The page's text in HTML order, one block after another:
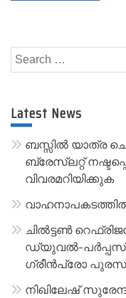
l
n
a
v
:
Search
for:
Latest News
ബസ്സിൽ യാത്ര
ബ്രേസ്‌ലറ്റ്
വിവരമറിയിക്കുക
വാഹനാപകടത്തിൽ
ചിൽട്ടൺ
ഡ്യുവൽ-
ഗ്രീൻപ്രോ
നിഖിലേഷ്